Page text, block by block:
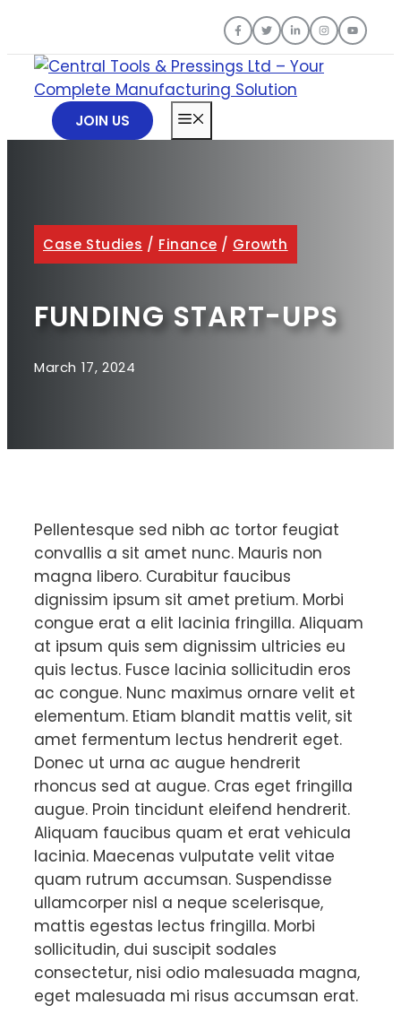
content
JOIN US
Case Studies / Finance / Growth
FUNDING START-UPS
March 17, 2024
Pellentesque sed nibh ac tortor feugiat
convallis a sit amet nunc. Mauris non
magna libero. Curabitur faucibus
dignissim ipsum sit amet pretium. Morbi
congue erat a elit lacinia fringilla. Aliquam
at ipsum quis sem dignissim ultricies eu
quis lectus. Fusce lacinia sollicitudin eros
ac congue. Nunc maximus ornare velit et
elementum. Etiam blandit mattis velit, sit
amet fermentum lectus hendrerit eget.
Donec ut urna ac augue hendrerit
rhoncus sed at augue. Cras eget fringilla
augue. Proin tincidunt eleifend hendrerit.
Aliquam faucibus quam et erat vehicula
lacinia. Maecenas vulputate velit vitae
quam rutrum accumsan. Suspendisse
ullamcorper nisl a neque scelerisque,
mattis egestas lectus fringilla. Morbi
sollicitudin, dui suscipit sodales
consectetur, nisi odio malesuada magna,
eget malesuada mi risus accumsan erat.